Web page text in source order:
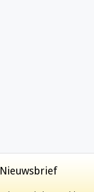
Nieuwsbrief